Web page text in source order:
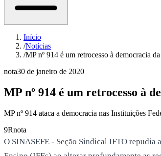
Início
/Notícias
/MP nº 914 é um retrocesso à democracia
nota30 de janeiro de 2020
MP nº 914 é um retrocesso à
MP nº 914 ataca a democracia nas Instituições
9Rnota
O SINASEFE - Seção Sindical IFTO repudia